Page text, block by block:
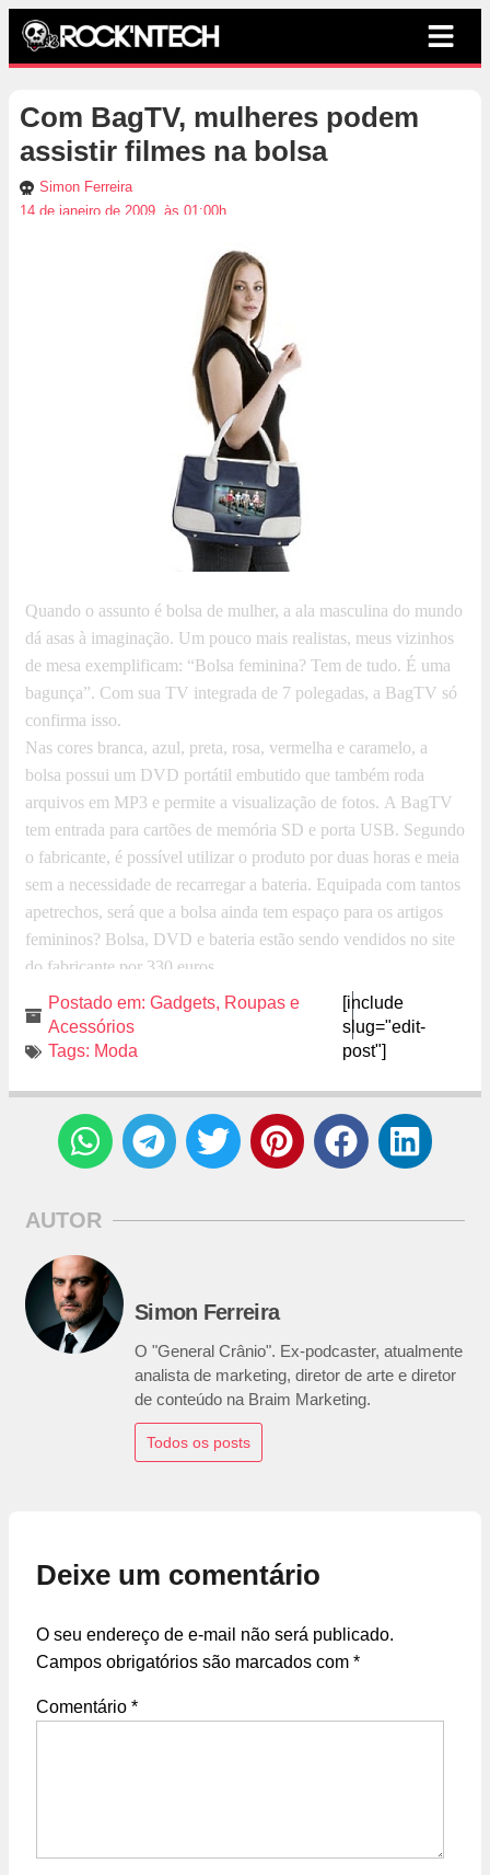
Com BagTV, mulheres podem
assistir filmes na bolsa
Simon Ferreira
14 de janeiro de 2009, às 01:00h
Quando o assunto é bolsa de mulher, a ala masculina do mundo
dá asas à imaginação. Um pouco mais realistas, meus vizinhos
de mesa exemplificam: “Bolsa feminina? Tem de tudo. É uma
bagunça”. Com sua TV integrada de 7 polegadas, a BagTV só
confirma isso.
Nas cores branca, azul, preta, rosa, vermelha e caramelo, a
bolsa possui um DVD portátil embutido que também roda
arquivos em MP3 e permite a visualização de fotos. A BagTV
tem entrada para cartões de memória SD e porta USB. Segundo
o fabricante, é possível utilizar o produto por duas horas e meia
sem a necessidade de recarregar a bateria. Equipada com tantos
apetrechos, será que a bolsa ainda tem espaço para os artigos
femininos? Bolsa, DVD e bateria estão sendo vendidos no site
do fabricante por 330 euros.
Postado em: Gadgets, Roupas e
Acessórios
Tags: Moda
[include
slug="edit-
post"]
AUTOR
Simon Ferreira
O "General Crânio". Ex-podcaster, atualmente
analista de marketing, diretor de arte e diretor
de conteúdo na Braim Marketing.
Todos os posts
Deixe um comentário
O seu endereço de e-mail não será publicado.
Campos obrigatórios são marcados com *
Comentário *